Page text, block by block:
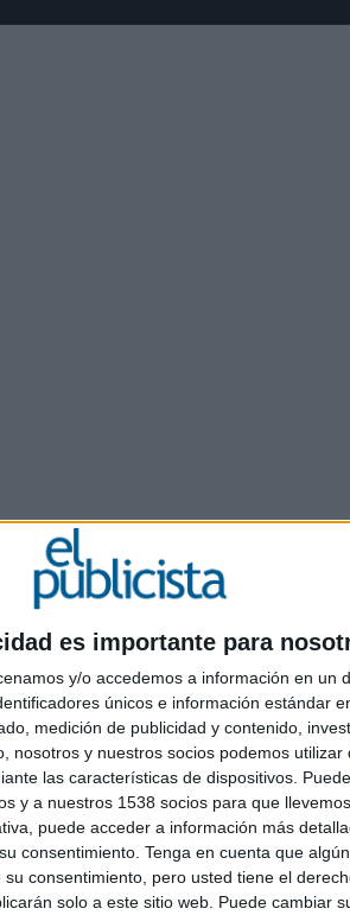
es importante para
y/o accedemos a información en un
únicos e información estándar
medición de publicidad y contenido,
nosotros y nuestros socios podemos utilizar
las características de dispositivos.
y a nuestros 1538 socios para que
puede acceder a información más
consentimiento. Tenga en cuenta que
consentimiento, pero usted tiene el
solo a este sitio web. Puede cambiar
Jorge